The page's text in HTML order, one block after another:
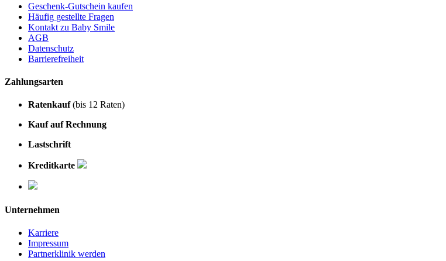
Geschenk-Gutschein kaufen
Häufig gestellte Fragen
Kontakt zu Baby Smile
AGB
Datenschutz
Barrierefreiheit
Zahlungsarten
Ratenkauf(bis 12 Raten)
Kauf auf Rechnung
Lastschrift
Kreditkarte
Unternehmen
Karriere
Impressum
Partnerklinik werden